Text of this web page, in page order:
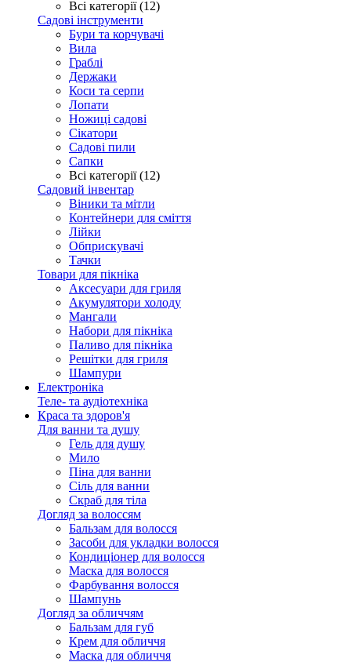
Всі категорії (12)
Садові інструменти
Бури та корчувачі
Вила
Граблі
Держаки
Коси та серпи
Лопати
Ножиці садові
Сікатори
Садові пили
Сапки
Всі категорії (12)
Садовий інвентар
Віники та мітли
Контейнери для сміття
Лійки
Обприскувачі
Тачки
Товари для пікніка
Аксесуари для гриля
Акумулятори холоду
Мангали
Набори для пікніка
Паливо для пікніка
Решітки для гриля
Шампури
Електроніка
Теле- та аудіотехніка
Краса та здоров'я
Для ванни та душу
Гель для душу
Мило
Піна для ванни
Сіль для ванни
Скраб для тіла
Догляд за волоссям
Бальзам для волосся
Засоби для укладки волосся
Кондиціонер для волосся
Маска для волосся
Фарбування волосся
Шампунь
Догляд за обличчям
Бальзам для губ
Крем для обличчя
Маска для обличчя